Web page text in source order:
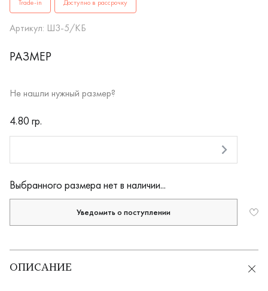
Trade-in Доступно в рассрочку
Артикул: Ш3-5/КБ
РАЗМЕР
Не нашли нужный размер?
RUB
4.80 гр.
Выбранного размера нет в наличии...
Уведомить о поступлении
ОПИСАНИЕ